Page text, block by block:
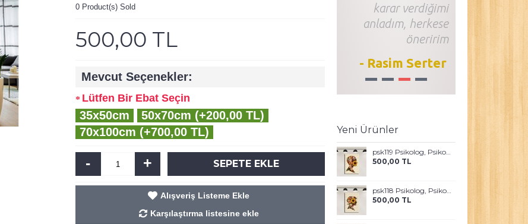
karar verdiğimi
anladım, herkese
öneririm
- Rasim Serter
1 2 3 4
Yeni Ürünler
psk119 Psikolog, Psikoterapi ve Psikiyatri Merkezi, Terapi Odası Tablosu Sanatla Terapi
500,00 TL
psk118 Psikolog, Psikoterapi ve Psikiyatri Merkezi, Terapi Odası Tablosu Sanatla Terapi
500,00 TL
0 Product(s) Sold
500,00 TL
Mevcut Seçenekler:
Lütfen Bir Ebat Seçin
35x50cm
50x70cm (+200,00 TL)
70x100cm (+700,00 TL)
- + SEPETE EKLE
Alışveriş Listeme Ekle
Karşılaştırma listesine ekle